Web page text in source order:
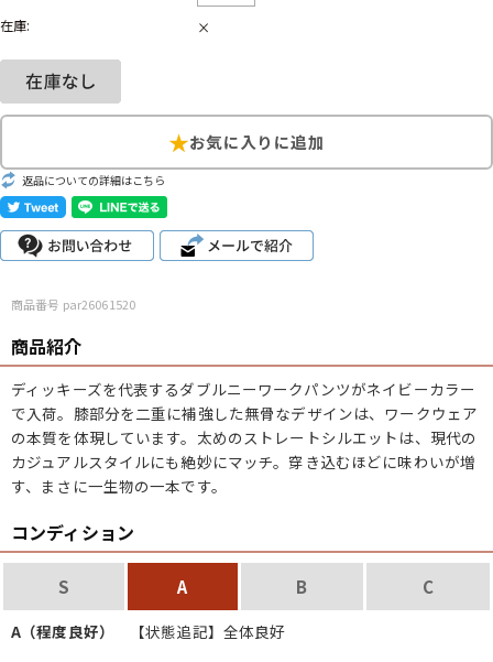
雑貨/小物
Search by Particularこだわりから探す
Search by Size サイズから探す（メンズ）
ジャケット
スウェット
長袖シャツ XS S M L XL
半袖シャツ XS S M L XL
Tシャツ XS
パンツ
W35,W36 W37以上
在庫:
×
返品についての詳細はこちら
商品番号 par26061520
商品紹介
ディッキーズを代表するダブルニーワークパンツがネイビーカラー
で入荷。膝部分を二重に補強した無骨なデザインは、ワークウェア
の本質を体現しています。太めのストレートシルエットは、現代の
カジュアルスタイルにも絶妙にマッチ。穿き込むほどに味わいが増
す、まさに一生物の一本です。
コンディション
S A B C
A（程度良好） 【状態追記】全体良好